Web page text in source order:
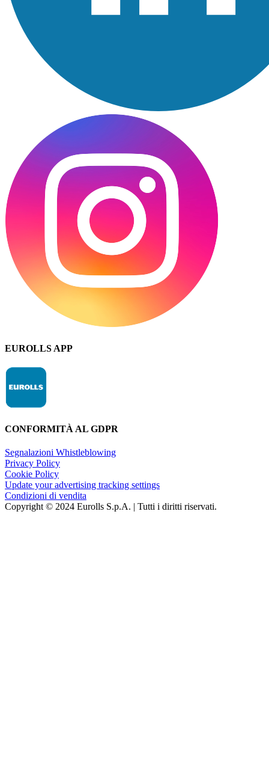
EUROLLS APP
CONFORMITÀ AL GDPR
Segnalazioni Whistleblowing
Privacy Policy
Cookie Policy
Update your advertising tracking settings
Condizioni di vendita
Copyright © 2024 Eurolls S.p.A. | Tutti i diritti riservati.